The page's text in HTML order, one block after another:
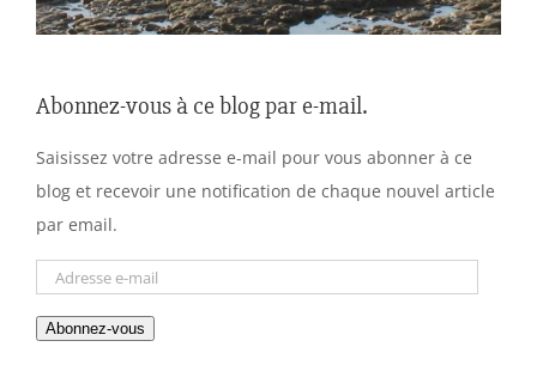
Abonnez-vous à ce blog par e-mail.
Saisissez votre adresse e-mail pour vous abonner à ce
blog et recevoir une notification de chaque nouvel article
par email.
Adresse
mail
Abonnez-vous